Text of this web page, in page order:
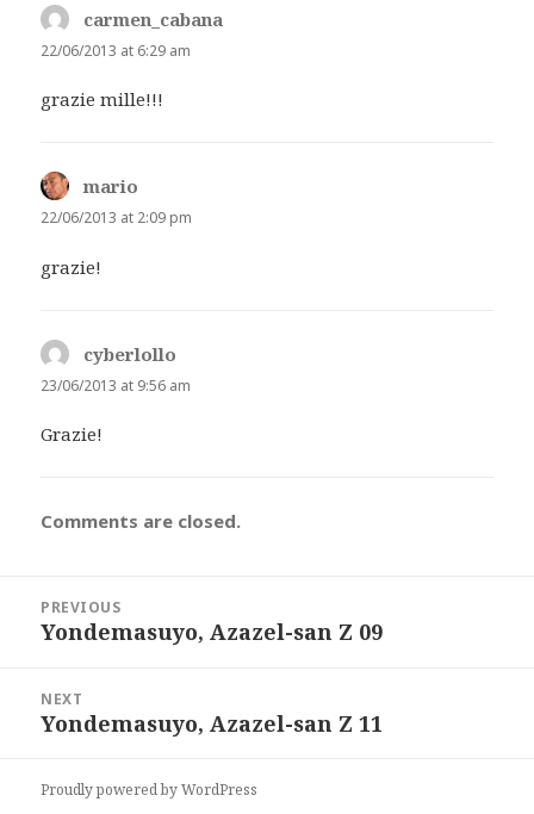
carmen_cabana
22/06/2013 at 6:29 am
grazie mille!!!
mario
22/06/2013 at 2:09 pm
grazie!
cyberlollo
23/06/2013 at 9:56 am
Grazie!
Comments are closed.
navigation
PREVIOUS
Previous
Yondemasuyo, Azazel-san Z 09
NEXT
Next
Yondemasuyo, Azazel-san Z 11
Proudly powered by WordPress